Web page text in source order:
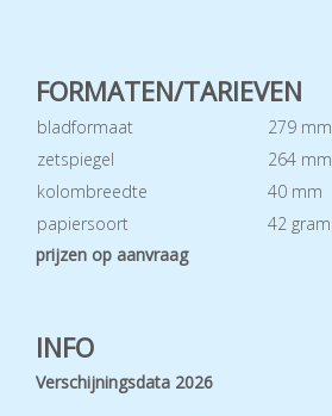
FORMATEN/TARIEVEN
bladformaat
279
zetspiegel
264
kolombreedte
40 mm
papiersoort
42
prijzen op aanvraag
INFO
Verschijningsdata 2026